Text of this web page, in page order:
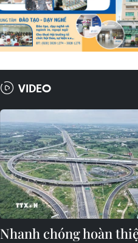
VIDEO
Nhanh chóng hoàn